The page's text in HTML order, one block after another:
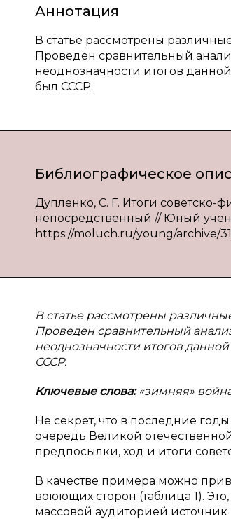
Аннотация
В статье рассмотрены
Проведен сравнительный
неоднозначности итогов
был СССР.
Библиографическое
Дупленко, С. Г. Итоги советско-
непосредственный // Юный
https://moluch.ru/young/archive/
В статье рассмотрены
Проведен сравнительный
неоднозначности итогов
СССР.
Ключевые слова: «зимняя»
Не секрет, что в последние
очередь Великой
предпосылки, ход и итоги
В качестве примера можно
воюющих сторон (таблица 1).
массовой аудиторией